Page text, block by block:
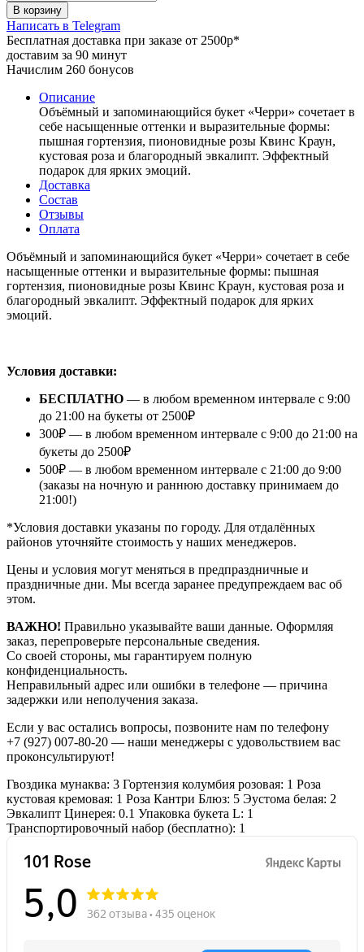
В корзину
Написать в Telegram
Бесплатная доставка при заказе от 2500р*
доставим за 90 минут
Начислим 260 бонусов
Описание
Объёмный и запоминающийся букет «Черри» сочетает в
себе насыщенные оттенки и выразительные формы:
пышная гортензия, пионовидные розы Квинс Краун,
кустовая роза и благородный эвкалипт. Эффектный
подарок для ярких эмоций.
Доставка
Состав
Отзывы
Оплата
Объёмный и запоминающийся букет «Черри» сочетает в себе
насыщенные оттенки и выразительные формы: пышная
гортензия, пионовидные розы Квинс Краун, кустовая роза и
благородный эвкалипт. Эффектный подарок для ярких
эмоций.
Условия доставки:
БЕСПЛАТНО — в любом временном интервале с 9:00
до 21:00 на букеты от 2500₽
300₽ — в любом временном интервале с 9:00 до 21:00 на
букеты до 2500₽
500₽ — в любом временном интервале с 21:00 до 9:00
(заказы на ночную и раннюю доставку принимаем до
21:00!)
*Условия доставки указаны по городу. Для отдалённых
районов уточняйте стоимость у наших менеджеров.
Цены и условия могут меняться в предпраздничные и
праздничные дни. Мы всегда заранее предупреждаем вас об
этом.
ВАЖНО! Правильно указывайте ваши данные. Оформляя
заказ, перепроверьте персональные сведения.
Со своей стороны, мы гарантируем полную
конфиденциальность.
Неправильный адрес или ошибки в телефоне — причина
задержки или неполучения заказа.
Если у вас остались вопросы, позвоните нам по телефону
+7 (927) 007-80-20 — наши менеджеры с удовольствием вас
проконсультируют!
Гвоздика мунаква: 3 Гортензия колумбия розовая: 1 Роза
кустовая кремовая: 1 Роза Кантри Блюз: 5 Эустома белая: 2
Эвкалипт Цинерея: 0.1 Упаковка букета L: 1
Транспортировочный набор (бесплатно): 1